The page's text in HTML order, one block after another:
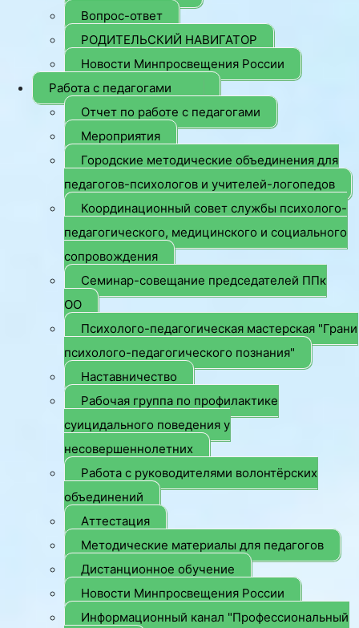
Вопрос-ответ
РОДИТЕЛЬСКИЙ НАВИГАТОР
Новости Минпросвещения России
Работа с педагогами
Отчет по работе с педагогами
Мероприятия
Городские методические объединения для
педагогов-психологов и учителей-логопедов
Координационный совет службы психолого-
педагогического, медицинского и социального
сопровождения
Семинар-совещание председателей ППк
ОО
Психолого-педагогическая мастерская "Грани
психолого-педагогического познания"
Наставничество
Рабочая группа по профилактике
суицидального поведения у
несовершеннолетних
Работа с руководителями волонтёрских
объединений
Аттестация
Методические материалы для педагогов
Дистанционное обучение
Новости Минпросвещения России
Информационный канал "Профессиональный